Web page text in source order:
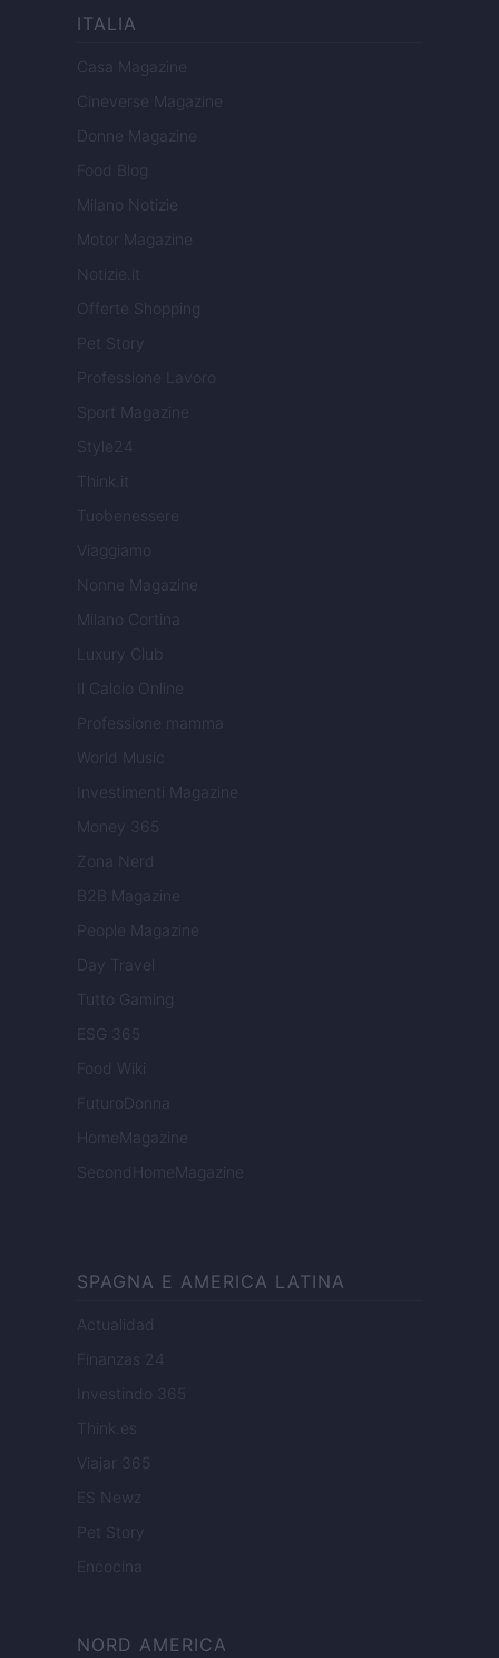
ITALIA
Casa Magazine
Cineverse Magazine
Donne Magazine
Food Blog
Milano Notizie
Motor Magazine
Notizie.it
Offerte Shopping
Pet Story
Professione Lavoro
Sport Magazine
Style24
Think.it
Tuobenessere
Viaggiamo
Nonne Magazine
Milano Cortina
Luxury Club
Il Calcio Online
Professione mamma
World Music
Investimenti Magazine
Money 365
Zona Nerd
B2B Magazine
People Magazine
Day Travel
Tutto Gaming
ESG 365
Food Wiki
FuturoDonna
HomeMagazine
SecondHomeMagazine
SPAGNA E AMERICA LATINA
Actualidad
Finanzas 24
Investindo 365
Think.es
Viajar 365
ES Newz
Pet Story
Encocina
NORD AMERICA